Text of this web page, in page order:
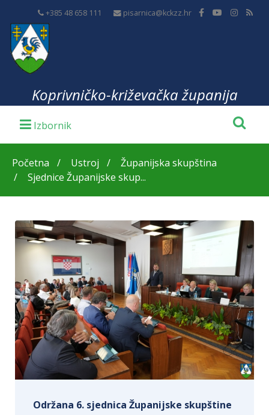
+385 48 658 111 pisarnica@kckzz.hr
Koprivničko-križevačka županija
Početna Ustroj
Županijska skupština
Sjednice Županijske skup...
Održana 6. sjednica Županijske skupštine